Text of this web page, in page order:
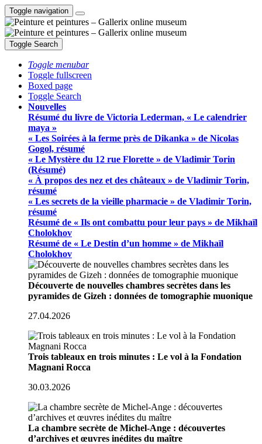
Toggle navigation
Toggle Search
Toggle menubar
Toggle fullscreen
Boxed page
Toggle Search
Nouvelles
Résumé du livre de Victoria Lederman, « Le calendrier
maya »
« Les Soirées à la ferme près de Dikanka » de Nicolas
Gogol, résumé
« Le Mystère du 12 rue Florette » de Vladimir Torin
(Résumé)
« À propos des nez et des châteaux » de Vladimir Torin,
résumé
« Les secrets de la vieille pharmacie » de Vladimir Torin,
résumé
Résumé de « Ils ont combattu pour leur pays » de Mikhaïl
Cholokhov
Résumé de « Le Destin d’un homme » de Mikhaïl
Cholokhov
Découverte de nouvelles chambres secrètes dans les
pyramides de Gizeh : données de tomographie muonique
27.04.2026
Trois tableaux en trois minutes : Le vol à la Fondation
Magnani Rocca
30.03.2026
La chambre secrète de Michel-Ange : découvertes
d’archives et œuvres inédites du maître